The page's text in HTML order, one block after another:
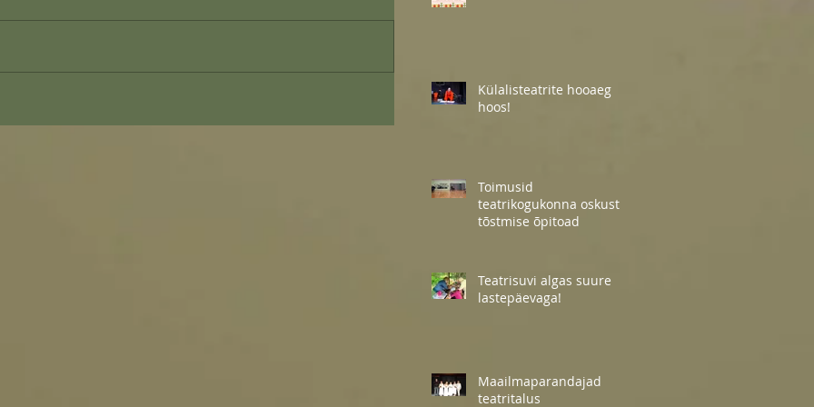
Külalisteatrite hooaeg
hoos!
Toimusid
teatrikogukonna oskuste
tõstmise õpitoad
Teatrisuvi algas suure
lastepäevaga!
Maailmaparandajad
teatritalus